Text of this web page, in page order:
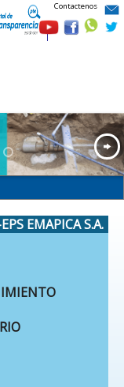
|
Contactenos
EMAPICA S.A.